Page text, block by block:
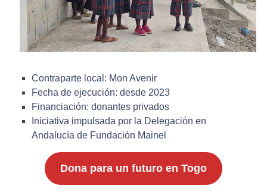
Contraparte local: Mon Avenir
Fecha de ejecución: desde 2023
Financiación: donantes privados
Iniciativa impulsada por la Delegación en
Andalucía de Fundación Mainel
Dona para un futuro en Togo